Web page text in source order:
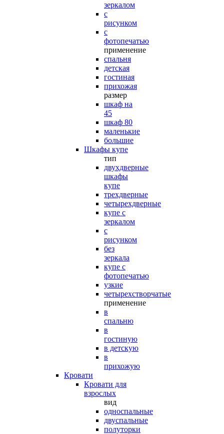
зеркалом
с
рисунком
с
фотопечатью
применение
спальня
детская
гостиная
прихожая
размер
шкаф на
45
шкаф 80
маленькие
большие
Шкафы купе
тип
двухдверные
шкафы
купе
трехдверные
четырехдверные
купе с
зеркалом
с
рисунком
без
зеркала
купе с
фотопечатью
узкие
четырехстворчатые
применение
в
спальню
в
гостиную
в детскую
в
прихожую
Кровати
Кровати для
взрослых
вид
односпальные
двуспальные
полуторки